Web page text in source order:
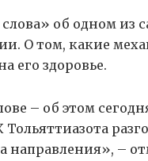
об одном из
О том, какие
его здоровье.
– об этом
направления», –